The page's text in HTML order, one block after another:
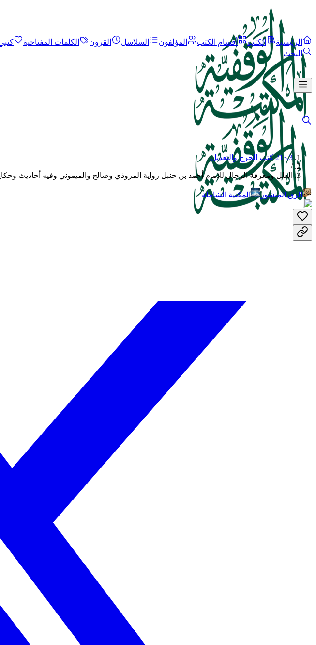
الرئيسية الكتب أقسام الكتب المؤلفون السلاسل القرون الكلمات المفتاحية
البحث
213.3 كتب الجرح والتعديل
/
العلل ومعرفة الرجال للإمام أحمد بن حنبل رواية المروذي وصالح والميموني وفيه أحاديث
الرق المنشور المكتبة الشاملة